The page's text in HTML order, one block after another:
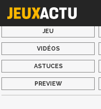
JEU
VIDÉOS
ASTUCES
PREVIEW